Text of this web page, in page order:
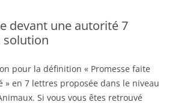
devant une autorité 7
solution
pour la définition « Promesse faite
» en 7 lettres proposée dans le niveau
Si vous vous êtes retrouvé